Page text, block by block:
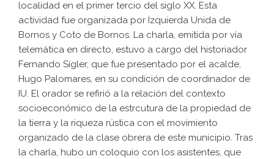
localidad en el primer tercio del siglo XX. Esta
actividad fue organizada por Izquierda Unida de
Bornos y Coto de Bornos. La charla, emitida por vía
telemática en directo, estuvo a cargo del historiador
Fernando Sígler, que fue presentado por el acalde,
Hugo Palomares, en su condición de coordinador de
IU. El orador se refirió a la relación del contexto
socioeconómico de la estrcutura de la propiedad de
la tierra y la riqueza rústica con el movimiento
organizado de la clase obrera de este municipio. Tras
la charla, hubo un coloquio con los asistentes, que